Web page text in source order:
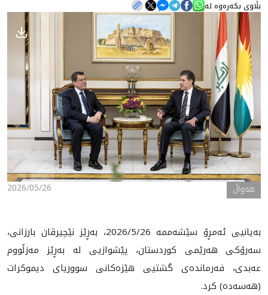
هه‌واڵ
گەلەری
بڵاوی بکەرەوە لە
2026/05/26 هه‌واڵ
بەیانیی ئەمڕۆ سێشەممە 2026/5/26، بەڕێز نێچیرڤان بارزانی،
سەرۆکی هەرێمی کوردستان، پێشوازيی لە بەڕێز مەزڵووم
عەبدی، فەرماندەی گشتیی هێزەکانی سووریای دیموکرات
(هەسەدە) کرد.